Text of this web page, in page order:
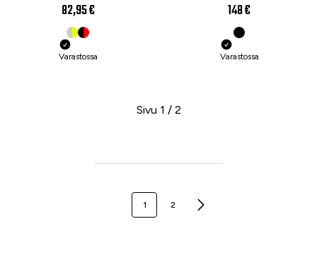
82,95 €
Varastossa
148 €
Varastossa
Sivu 1 / 2
1 2